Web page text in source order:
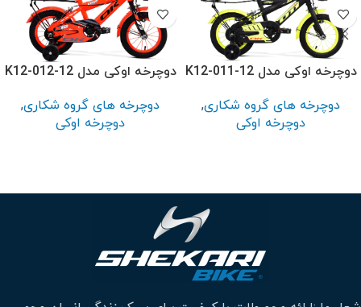
دوچرخه اوکی مدل K12-011-12
دوچرخه های گروه شکاری,
دوچرخه اوکی
دوچرخه اوکی مدل K12-012-12
دوچرخه های گروه شکاری,
دوچرخه اوکی